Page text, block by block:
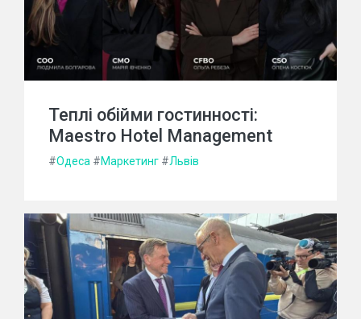
Теплі обійми гостинності:
Maestro Hotel Management
#Одеса #Маркетинг #Львів